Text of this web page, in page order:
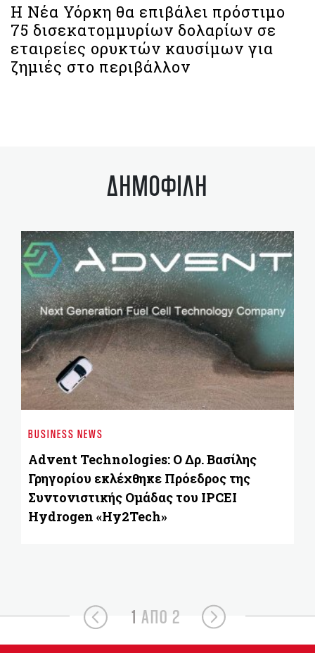
Η Νέα Υόρκη θα επιβάλει πρόστιμο
75 δισεκατομμυρίων δολαρίων σε
εταιρείες ορυκτών καυσίμων για
ζημιές στο περιβάλλον
ΔΗΜΟΦΙΛΗ
BUSINESS NEWS
Advent Technologies: Ο Δρ. Βασίλης
Γρηγορίου εκλέχθηκε Πρόεδρος της
Συντονιστικής Ομάδας του IPCEI
Hydrogen «Hy2Tech»
1 ΑΠΟ 2